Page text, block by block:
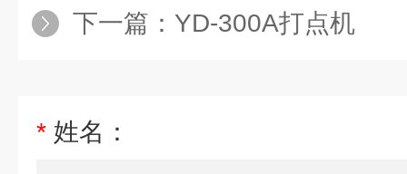
下一篇： YD-300A打点机
* 姓名：